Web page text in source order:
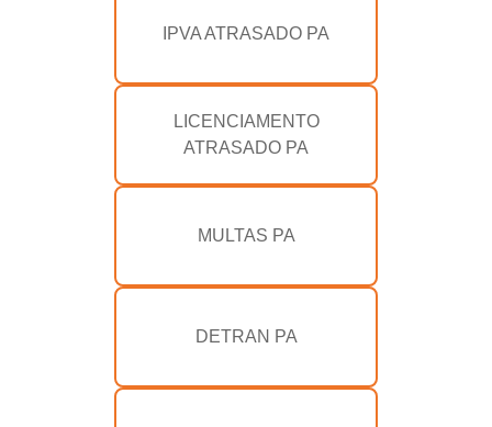
IPVA ATRASADO PA
LICENCIAMENTO
ATRASADO PA
MULTAS PA
DETRAN PA